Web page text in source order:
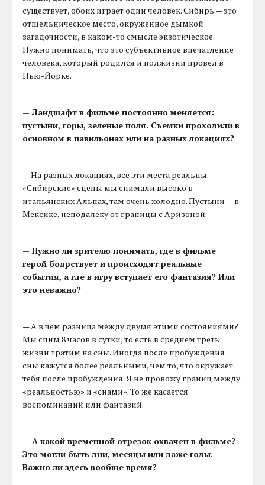
существует, обоих играет один человек. Сибирь — это
отшельническое место, окруженное дымкой
загадочности, в каком-то смысле экзотическое.
Нужно понимать, что это субъективное впечатление
человека, который родился и полжизни провел в
Нью-Йорке.
— Ландшафт в фильме постоянно меняется:
пустыни, горы, зеленые поля. Съемки проходили в
основном в павильонах или на разных локациях?
— На разных локациях, все эти места реальны.
«Сибирские» сцены мы снимали высоко в
итальянских Альпах, там очень холодно. Пустыни — в
Мексике, неподалеку от границы с Аризоной.
— Нужно ли зрителю понимать, где в фильме
герой бодрствует и происходят реальные
события, а где в игру вступает его фантазия? Или
это неважно?
— А в чем разница между двумя этими состояниями?
Мы спим 8 часов в сутки, то есть в среднем треть
жизни тратим на сны. Иногда после пробуждения
сны кажутся более реальными, чем то, что окружает
тебя после пробуждения. Я не провожу границ между
«реальностью» и «снами». То же касается
воспоминаний или фантазий.
— А какой временной отрезок охвачен в фильме?
Это могли быть дни, месяцы или даже годы.
Важно ли здесь вообще время?